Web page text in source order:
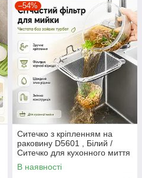
–54%
Ситечко з кріпленням на
раковину D5601 , Білий /
Ситечко для кухонного миття
/ Одноразовий сітчастий
фільтр для кухонної раковини
В наявності